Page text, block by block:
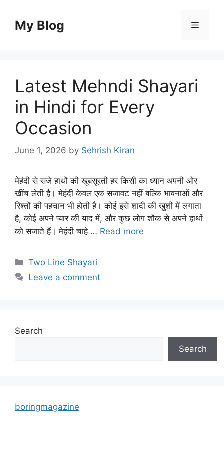
contentMy Blog Menu
Latest Mehndi Shayari
in Hindi for Every
Occasion
June 1, 2026 by Sehrish Kiran
मेहंदी से सजे हाथों की खूबसूरती हर किसी का ध्यान अपनी ओर
खींच लेती है। मेहंदी केवल एक सजावट नहीं बल्कि भावनाओं और
रिश्तों की पहचान भी होती है। कोई इसे शादी की खुशी में लगाता
है, कोई अपने प्यार की याद में, और कुछ लोग शौक से अपने हाथों
को सजाते हैं। मेहंदी चाहे … Read more
Categories
Two Line Shayari
Leave a comment
Search
Search
boringmagazine